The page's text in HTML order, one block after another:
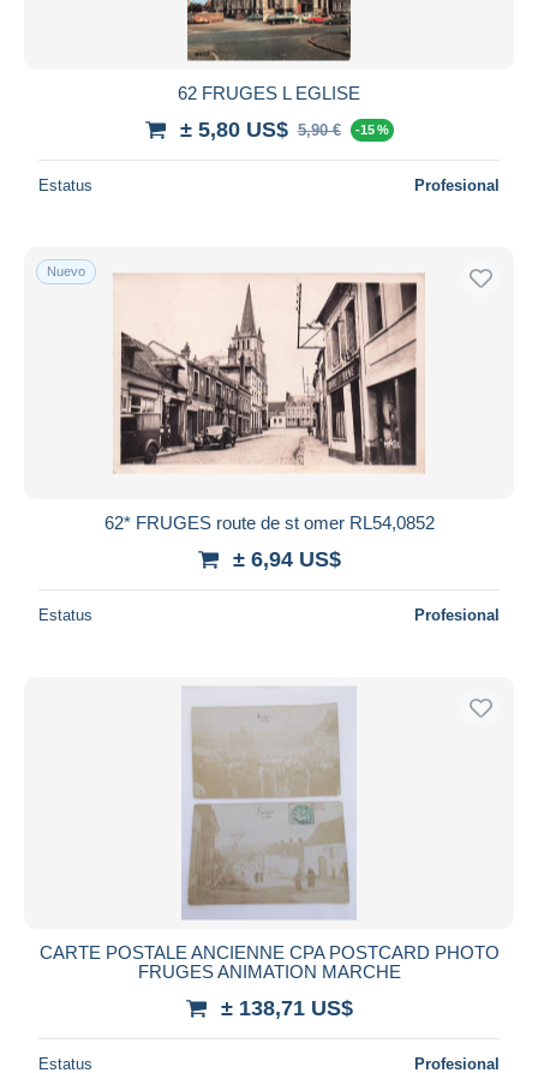
62 FRUGES L EGLISE
± 5,80 US$ 5,90 € -15 %
Estatus Profesional
Nuevo
62* FRUGES route de st omer RL54,0852
± 6,94 US$
Estatus Profesional
CARTE POSTALE ANCIENNE CPA POSTCARD PHOTO
FRUGES ANIMATION MARCHE
± 138,71 US$
Estatus Profesional